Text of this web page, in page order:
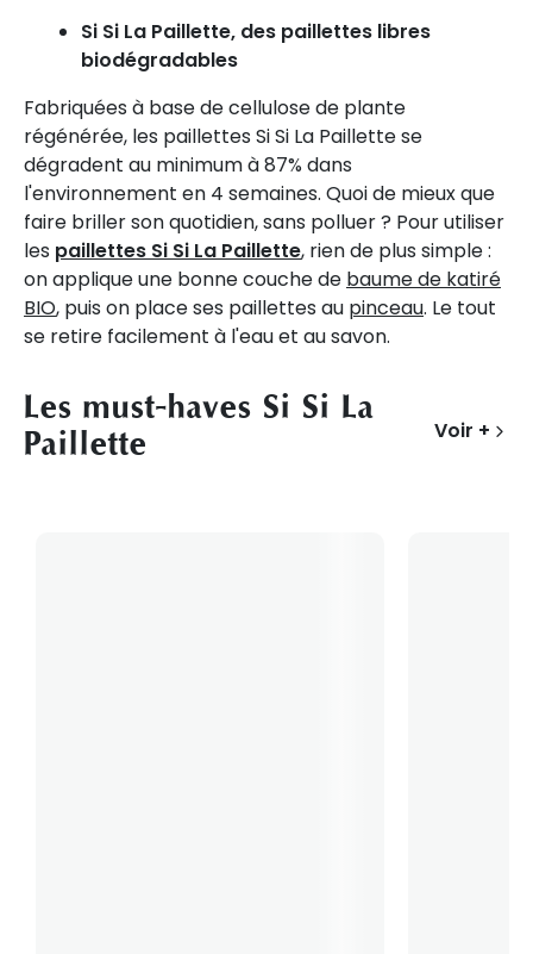
Si Si La Paillette, des paillettes libres
biodégradables
Fabriquées à base de cellulose de plante
régénérée, les paillettes Si Si La Paillette se
dégradent au minimum à 87% dans
l'environnement en 4 semaines. Quoi de mieux que
faire briller son quotidien, sans polluer ? Pour utiliser
les paillettes Si Si La Paillette, rien de plus simple :
on applique une bonne couche de baume de katiré
BIO, puis on place ses paillettes au pinceau. Le tout
se retire facilement à l'eau et au savon.
Les must-haves Si Si La
Paillette
Voir +